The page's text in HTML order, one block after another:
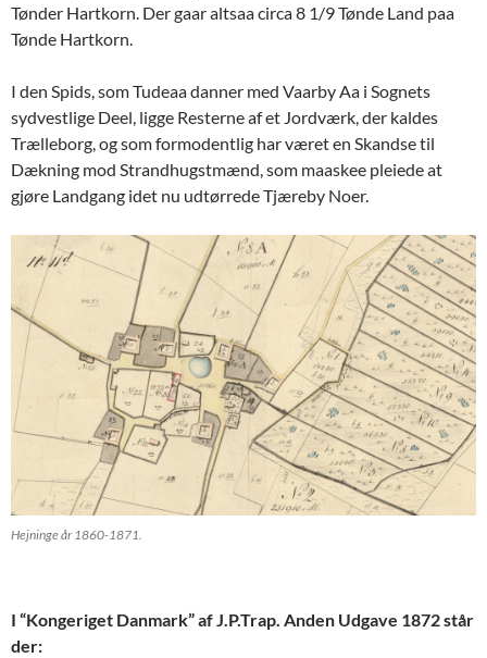
Tønder Hartkorn. Der gaar altsaa circa 8 1/9 Tønde Land paa
Tønde Hartkorn.
I den Spids, som Tudeaa danner med Vaarby Aa i Sognets
sydvestlige Deel, ligge Resterne af et Jordværk, der kaldes
Trælleborg, og som formodentlig har været en Skandse til
Dækning mod Strandhugstmænd, som maaskee pleiede at
gjøre Landgang idet nu udtørrede Tjæreby Noer.
Hejninge år 1860-1871.
I “Kongeriget Danmark” af J.P.Trap. Anden Udgave 1872 står
der: